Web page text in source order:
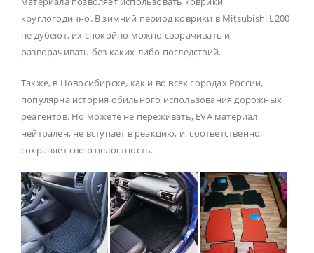
круглогодично. В зимний период коврики в Mitsubishi L200
не дубеют, их спокойно можно сворачивать и
разворачивать без каких-либо последствий.
Также, в Новосибирске, как и во всех городах России,
популярна история обильного использования дорожных
реагентов. Но можете не переживать, EVA материал
нейтрален, не вступает в реакцию, и, соответственно,
сохраняет свою целостность.